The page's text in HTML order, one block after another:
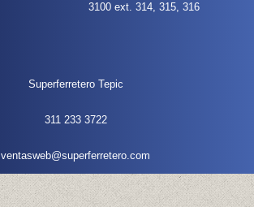
3100 ext. 314, 315, 316
Superferretero Tepic
311 233 3722
ventasweb@superferretero.com